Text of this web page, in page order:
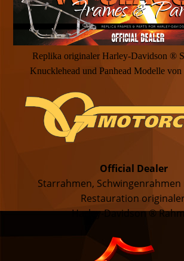
Replika originaler Harley-Davidson ®
Knucklehead und Panhead Modelle
Official Dealer
Starrahmen, Schwingenrahmen
Restauration
Harley-Davidson ®